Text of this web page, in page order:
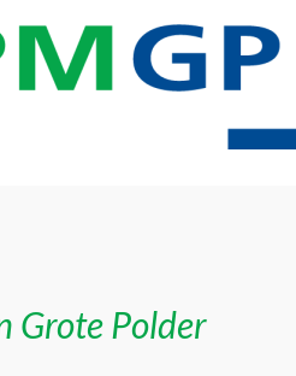
Grote Polder